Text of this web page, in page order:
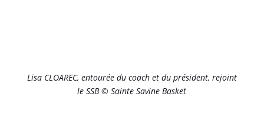
Lisa CLOAREC, entourée du coach et du président, rejoint
le SSB © Sainte Savine Basket